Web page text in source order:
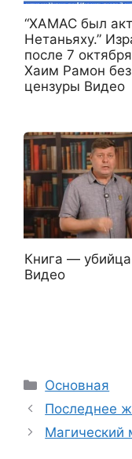
“ХАМАС был
Нетаньяху.”
после 7
Хаим Рамон без
цензуры Видео
Книга —
Видео
Рубрики
Основная
Последнее
Магический